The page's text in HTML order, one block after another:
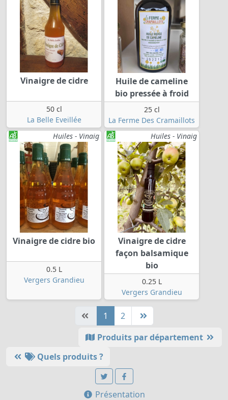
Vinaigre de cidre
50 cl
La Belle Eveillée
Huile de cameline
bio pressée à froid
25 cl
La Ferme Des Cramaillots
Huiles - Vinaig
Vinaigre de cidre bio
0.5 L
Vergers Grandieu
Huiles - Vinaig
Vinaigre de cidre
façon balsamique
bio
0.25 L
Vergers Grandieu
1
2
Produits par département
Quels produits ?
Présentation